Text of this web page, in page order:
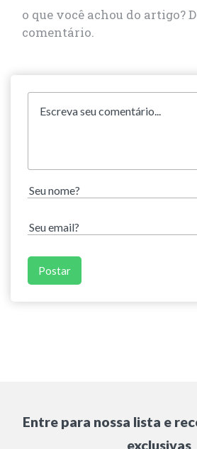
o que você achou do artigo?
comentário.
Entre para nossa lista e
exclusivas